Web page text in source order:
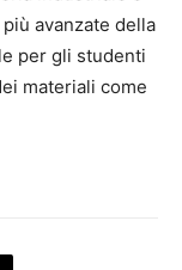
avanzate della
per gli studenti
materiali come